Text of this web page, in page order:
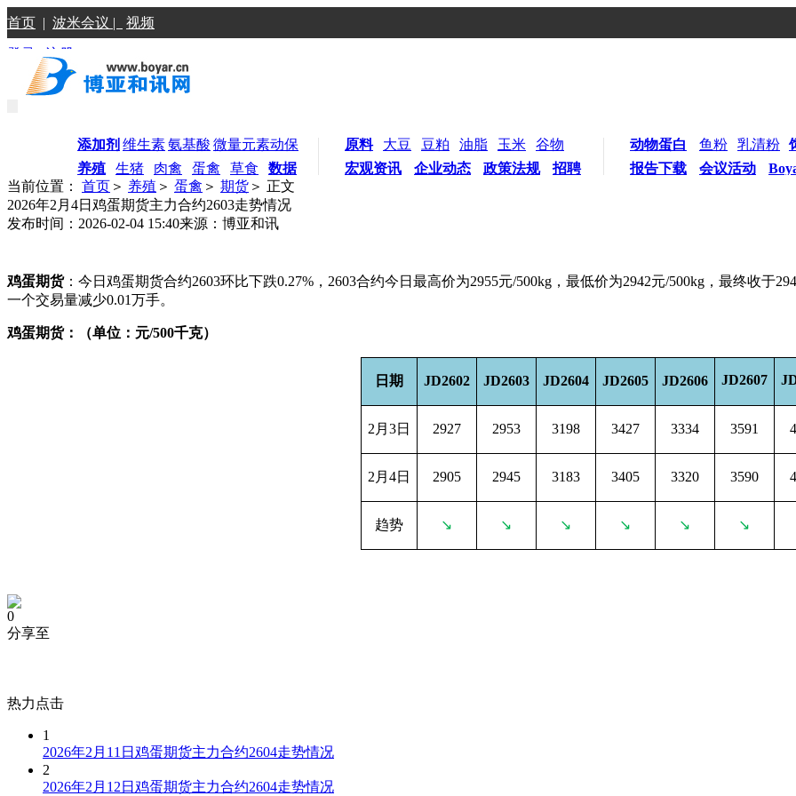
首页 | 波米会议 | 视频
登录 |注册
添加剂 维生素氨基酸 微量元素动保
养殖
生猪 肉禽 蛋禽 草食 数据
原料 大豆 豆粕 油脂 玉米
谷物
宏观资讯
企业动态 政策法规 招聘
动物蛋白 鱼粉 乳清粉
报告下载
会议活动
当前位置： 首页 ＞ 养殖 ＞ 蛋禽 ＞ 期货 ＞ 正文
2026年2月4日鸡蛋期货主力合约2603走势情况
发布时间：2026-02-04 15:40来源：博亚和讯
鸡蛋期货：今日鸡蛋期货合约2603环比下跌0.27%，2603合约今日最高价为2955元/500kg，最低价为2942元/500kg，最终收于
一个交易量减少0.01万手。
鸡蛋期货：（单位：元/500千克）
日期 JD2602 JD2603 JD2604 JD2605 JD2606 JD2607
2 月3日 2927 2953 3198 3427 3334 3591
2 月4日 2905 2945 3183 3405 3320 3590
趋势 ↘ ↘ ↘ ↘ ↘ ↘
0
分享至
热力点击
1
2026年2月11日鸡蛋期货主力合约2604走势情况
2
2026年2月12日鸡蛋期货主力合约2604走势情况